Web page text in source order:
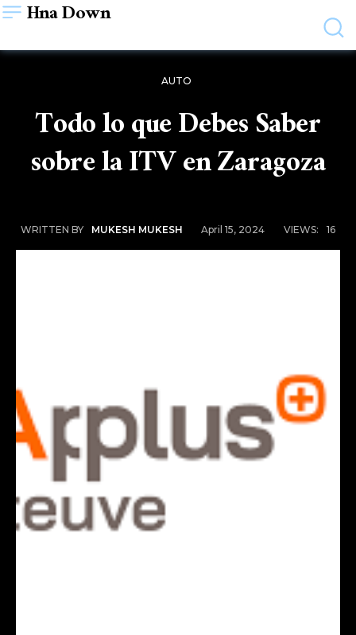
Hna Down
AUTO
Todo lo que Debes Saber
sobre la ITV en Zaragoza
WRITTEN BY MUKESH MUKESH April 15, 2024 VIEWS: 16